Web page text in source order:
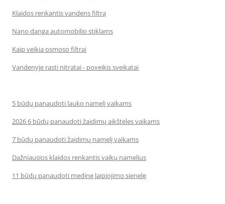
Klaidos renkantis vandens filtrą
Nano danga automobilio stiklams
Kaip veikia osmoso filtrai
Vandenyje rasti nitratai - poveikis sveikatai
5 būdų panaudoti lauko namelį vaikams
2026 6 būdų panaudoti žaidimų aikšteles vaikams
7 būdų panaudoti žaidimų namelį vaikams
Dažniausios klaidos renkantis vaikų namelius
11 būdų panaudoti medinę laipiojimo sienelę